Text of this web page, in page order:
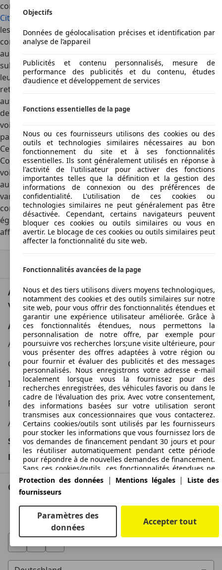
constructeurs automobiles comme
Citroën,qui propose des voitures récentes. En effet,
lescollaborateurs bénéficient souvent de
conditionsavantageuses pour acheter des voitures neuves
au constructeur pour quiils travaillent. De ce fait, ils ne
subissent pratiquement aucune pertelorsqu'ils revendent
leur voiture avant qu'ellen'atteigne un an. De même, les
retraitésayant travaillé pour des constructeurs
automobiles profitentsouvent de conditions spéciales lors
de l'achat devéhicules neufs. Et ils vendent ainsi leur
voiture récente, avant de pouvoir en acheter une neuve
parl'entreprise.
Cependant toutes les voitures récentes ne se valentpas.
Comme dans le cas des voitures d'occasion,l'état de la
voiture récentedépend de son propriétaire. Quant
aukilométrage et à l'état technique, ilspeuvent eux aussi
varier de façon considérableselon les habitudes de
conduite du propriétaire. Demême, l'usure de l'intérieurest
également fonction du propriétaire ; parexemple, si l'on a
affaire à une personne qui fumedans la voiture.
AutoScout24: la plus grande plateforme en ligne de
voitures en Europe
AutoScout24
A propos d'AutoScout24
Conditions d'utilisation
Informations légales
Protection des données
Accessibility Statement
Service
Espace Pro
Contact
AutoScout24 pour iOS
AutoScout24 pour Android
Objectifs
Données de géolocalisation précises et identification par
analyse de l’appareil
Publicités et contenu personnalisés, mesure de
performance des publicités et du contenu, études
d’audience et développement de services
Fonctions essentielles de la page
Nous ou ces fournisseurs utilisons des cookies ou des
outils et technologies similaires nécessaires au bon
fonctionnement du site et à ses fonctionnalités
essentielles. Ils sont généralement utilisés en réponse à
l'activité de l'utilisateur pour activer des fonctions
importantes telles que la définition et la gestion des
informations de connexion ou des préférences de
confidentialité. L'utilisation de ces cookies ou
technologies similaires ne peut généralement pas être
désactivée. Cependant, certains navigateurs peuvent
bloquer ces cookies ou outils similaires ou vous en
avertir. Le blocage de ces cookies ou outils similaires peut
affecter la fonctionnalité du site web.
Fonctionnalités avancées de la page
Nous et des tiers utilisons divers moyens technologiques,
notamment des cookies et des outils similaires sur notre
site web, pour vous offrir des fonctionnalités étendues et
garantir une expérience utilisateur améliorée. Grâce à
ces fonctionnalités étendues, nous permettons la
personnalisation de notre offre, par exemple pour
poursuivre vos recherches lors;une visite ultérieure, pour
vous présenter des offres adaptées à votre région ou
pour fournir et évaluer des publicités et des messages
personnalisés. Nous enregistrons votre adresse e-mail
localement lorsque vous la fournissez pour des
recherches enregistrées, des véhicules favoris ou dans le
cadre de l'évaluation des prix. Avec votre consentement,
des informations basées sur votre utilisation seront
transmises aux concessionnaires que vous contacterez.
Certains cookies/outils sont utilisés par les fournisseurs
pour stocker les informations que vous fournissez lors de
vos demandes de financement pendant 30 jours et pour
les réutiliser automatiquement pendant cette période
pour répondre à de nouvelles demandes de financement.
Sans ces cookies/outils, ces fonctionnalités étendues ne
peuvent être utilisées en tout ou en partie.
Protection des données | Mentions légales|
Liste des
fournisseurs
Paramètres des
données
Accepter tout